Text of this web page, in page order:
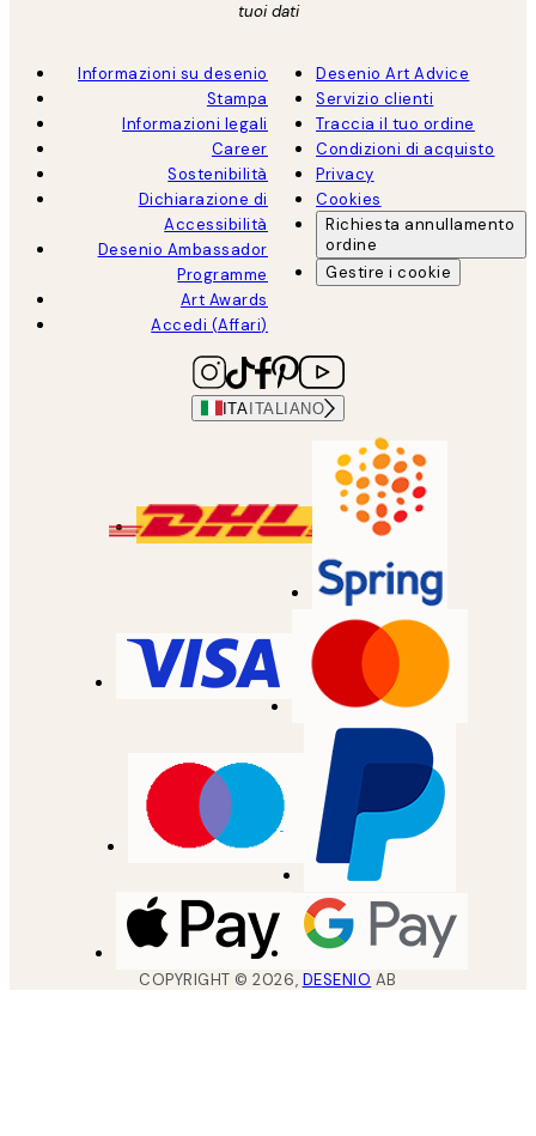
tuoi dati
Informazioni su desenio
Stampa
Informazioni legali
Career
Sostenibilità
Dichiarazione di
Accessibilità
Desenio Ambassador
Programme
Art Awards
Accedi (Affari)
Desenio Art Advice
Servizio clienti
Traccia il tuo ordine
Condizioni di acquisto
Privacy
Cookies
Richiesta annullamento
ordine
Gestire i cookie
ITAITALIANO
COPYRIGHT ©2026, DESENIO AB